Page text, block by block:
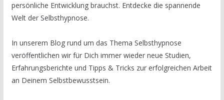
persönliche Entwicklung brauchst. Entdecke die spannende
Welt der Selbsthypnose.
In unserem Blog rund um das Thema Selbsthypnose
veröffentlichen wir für Dich immer wieder neue Studien,
Erfahrungsberichte und Tipps & Tricks zur erfolgreichen Arbeit
an Deinem Selbstbewusstsein.